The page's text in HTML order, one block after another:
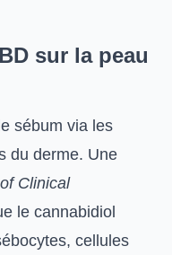
sur la peau
sébum via les
du derme. Une
Clinical
le cannabidiol
cellules